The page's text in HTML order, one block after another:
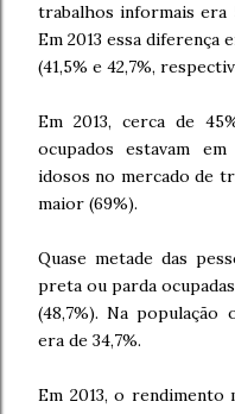
trabalhos informais era
Em 2013 essa diferença
(41,5% e 42,7%,
Em 2013, cerca de
ocupados estavam
idosos no mercado de
maior (69%).
Quase metade das
preta ou parda
(48,7%). Na população
era de 34,7%.
Em 2013, o rendimento